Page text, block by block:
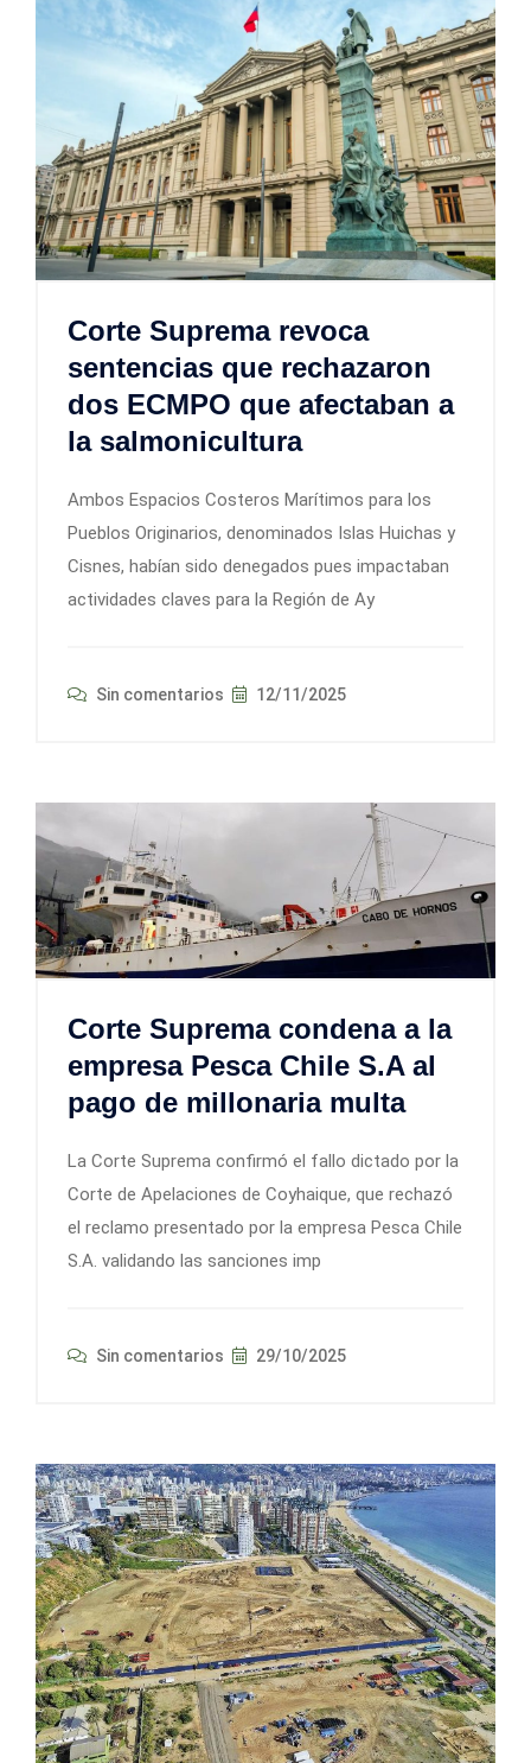
Corte Suprema revoca
sentencias que rechazaron
dos ECMPO que afectaban a
la salmonicultura
Ambos Espacios Costeros Marítimos para los
Pueblos Originarios, denominados Islas Huichas y
Cisnes, habían sido denegados pues impactaban
actividades claves para la Región de Ay
Sin comentarios 12/11/2025
Corte Suprema condena a la
empresa Pesca Chile S.A al
pago de millonaria multa
La Corte Suprema confirmó el fallo dictado por la
Corte de Apelaciones de Coyhaique, que rechazó
el reclamo presentado por la empresa Pesca Chile
S.A. validando las sanciones imp
Sin comentarios 29/10/2025